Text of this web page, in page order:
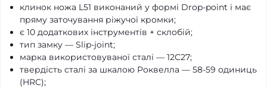
клинок ножа L51 виконаний у формі Drop-point і має
пряму заточування ріжучої кромки;
є 10 додаткових інструментів + склобій;
тип замку — Slip-joint;
марка використовуваної сталі — 12C27;
твердість сталі за шкалою Роквелла — 58-59 одиниць
(HRC);